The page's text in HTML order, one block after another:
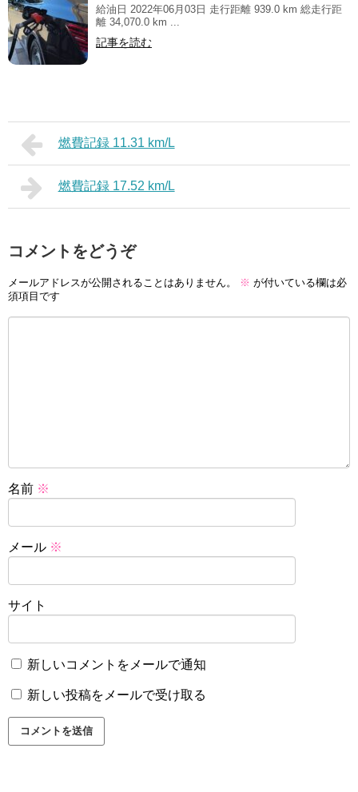
給油日 2022年06月03日 走行距離 939.0 km 総走行距
離 34,070.0 km ...
記事を読む
燃費記録 11.31 km/L
燃費記録 17.52 km/L
コメントをどうぞ
メールアドレスが公開されることはありません。 ※ が付いている欄は必
須項目です
名前 ※
メール ※
サイト
新しいコメントをメールで通知
新しい投稿をメールで受け取る